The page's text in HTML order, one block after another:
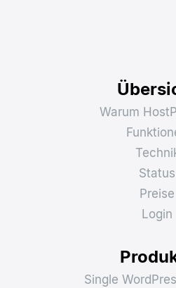
Warum
Status
Preise
Login
Single